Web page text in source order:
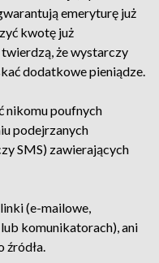
emeryturę już
kwotę już
że wystarczy
dodatkowe pieniądze.
nikomu poufnych
podejrzanych
SMS) zawierających
(e-mailowe,
komunikatorach), ani
źródła.